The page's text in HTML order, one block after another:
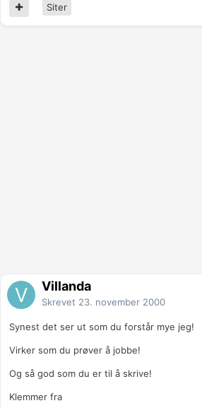
Siter
Villanda
Skrevet 23. november 2000
Synest det ser ut som du forstår mye jeg!
Virker som du prøver å jobbe!
Og så god som du er til å skrive!
Klemmer fra